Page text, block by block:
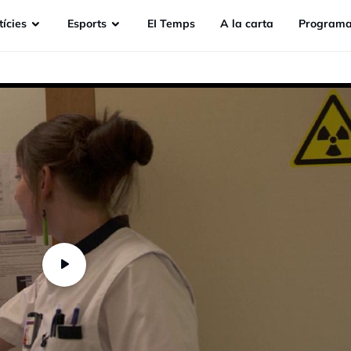
Esports EI Temps A la carta